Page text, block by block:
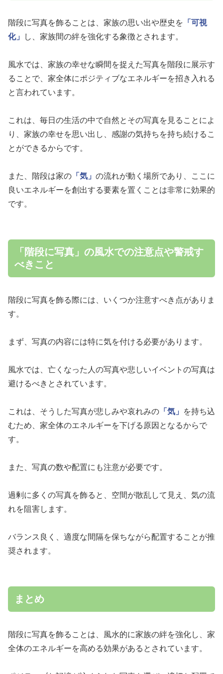
階段に写真を飾ることは、家族の思い出や歴史を 「可視
化」
し、家族間の絆を強化する象徴とされます。
風水では、家族の幸せな瞬間を捉えた写真を階段に展示す
ることで、家全体にポジティブなエネルギーを招き入れる
と言われています。
これは、毎日の生活の中で自然とその写真を見ることによ
り、家族の幸せを思い出し、感謝の気持ちを持ち続けるこ
とができるからです。
また、階段は家の 「気」 の流れが動く場所であり、ここに
良いエネルギーを創出する要素を置くことは非常に効果的
です。
「階段に写真」の風水での注意点や警戒す
べきこと
階段に写真を飾る際には、いくつか注意すべき点がありま
す。
まず、写真の内容には特に気を付ける必要があります。
風水では、亡くなった人の写真や悲しいイベントの写真は
避けるべきとされています。
これは、そうした写真が悲しみや哀れみの 「気」
を持ち込
むため、家全体のエネルギーを下げる原因となるからで
す。
また、写真の数や配置にも注意が必要です。
過剰に多くの写真を飾ると、空間が散乱して見え、気の流
れを阻害します。
バランス良く、適度な間隔を保ちながら配置することが推
奨されます。
まとめ
階段に写真を飾ることは、風水的に家族の絆を強化し、家
全体のエネルギーを高める効果があるとされています。